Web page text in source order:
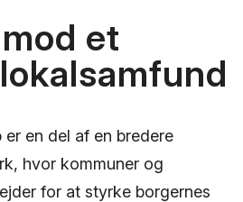
et
er en del af en bredere
hvor kommuner og
for at styrke borgernes